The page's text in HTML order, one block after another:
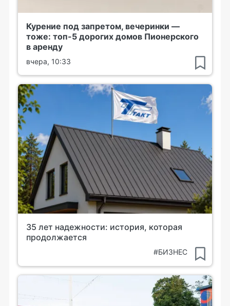
Курение под запретом, вечеринки —
тоже: топ-5 дорогих домов Пионерского
в аренду
вчера, 10:33
35 лет надежности: история, которая
продолжается
#БИЗНЕС